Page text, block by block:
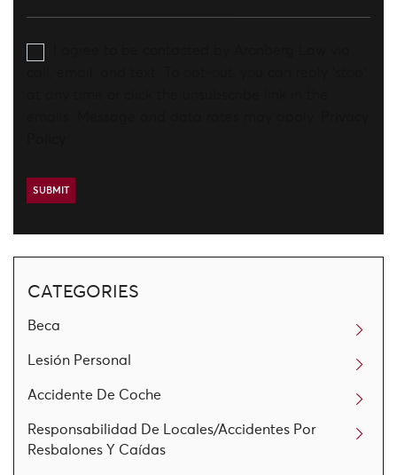
CATEGORIES
Beca
Lesión Personal
Accidente De Coche
Responsabilidad De Locales/Accidentes Por
Resbalones Y Caídas